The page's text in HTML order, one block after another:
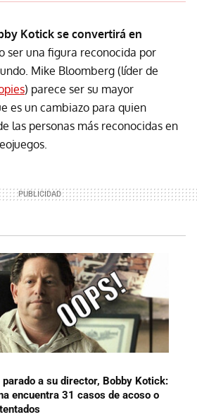
Kotick se convertirá en
ser una figura reconocida por
Mike Bloomberg (líder de
) parece ser su mayor
es un cambiazo para quien
las personas más reconocidas en
a su director, Bobby Kotick:
encuentra 31 casos de acoso o